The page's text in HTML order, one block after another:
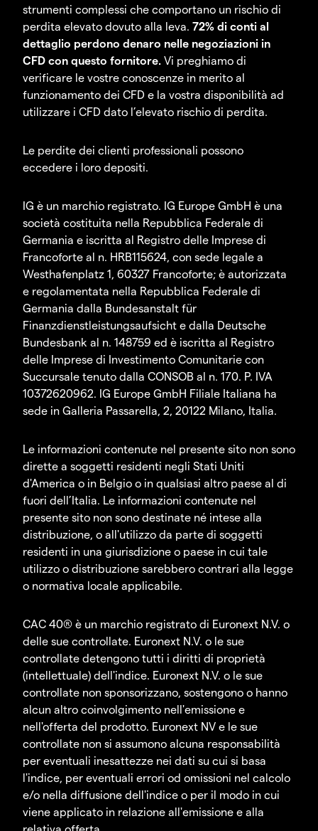
strumenti complessi che comportano un rischio di
perdita elevato dovuto alla leva. 72% di conti al
dettaglio perdono denaro nelle negoziazioni in
CFD con questo fornitore. Vi preghiamo di
verificare le vostre conoscenze in merito al
funzionamento dei CFD e la vostra disponibilità ad
utilizzare i CFD dato l’elevato rischio di perdita.
Le perdite dei clienti professionali possono
eccedere i loro depositi.
IG è un marchio registrato. IG Europe GmbH è una
società costituita nella Repubblica Federale di
Germania e iscritta al Registro delle Imprese di
Francoforte al n. HRB115624, con sede legale a
Westhafenplatz 1, 60327 Francoforte; è autorizzata
e regolamentata nella Repubblica Federale di
Germania dalla Bundesanstalt für
Finanzdienstleistungsaufsicht e dalla Deutsche
Bundesbank al n. 148759 ed è iscritta al Registro
delle Imprese di Investimento Comunitarie con
Succursale tenuto dalla CONSOB al n. 170. P. IVA
10372620962. IG Europe GmbH Filiale Italiana ha
sede in Galleria Passarella, 2, 20122 Milano, Italia.
Le informazioni contenute nel presente sito non sono
dirette a soggetti residenti negli Stati Uniti
d'America o in Belgio o in qualsiasi altro paese al di
fuori dell’Italia. Le informazioni contenute nel
presente sito non sono destinate né intese alla
distribuzione, o all'utilizzo da parte di soggetti
residenti in una giurisdizione o paese in cui tale
utilizzo o distribuzione sarebbero contrari alla legge
o normativa locale applicabile.
CAC 40® è un marchio registrato di Euronext N.V. o
delle sue controllate. Euronext N.V. o le sue
controllate detengono tutti i diritti di proprietà
(intellettuale) dell'indice. Euronext N.V. o le sue
controllate non sponsorizzano, sostengono o hanno
alcun altro coinvolgimento nell'emissione e
nell'offerta del prodotto. Euronext NV e le sue
controllate non si assumono alcuna responsabilità
per eventuali inesattezze nei dati su cui si basa
l'indice, per eventuali errori od omissioni nel calcolo
e/o nella diffusione dell'indice o per il modo in cui
viene applicato in relazione all'emissione e alla